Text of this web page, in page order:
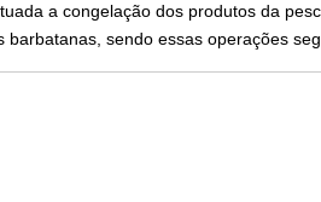
a congelação dos produtos da
barbatanas, sendo essas operações